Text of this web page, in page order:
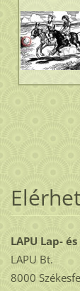
LAPU Lap-
LAPU Bt.
8000